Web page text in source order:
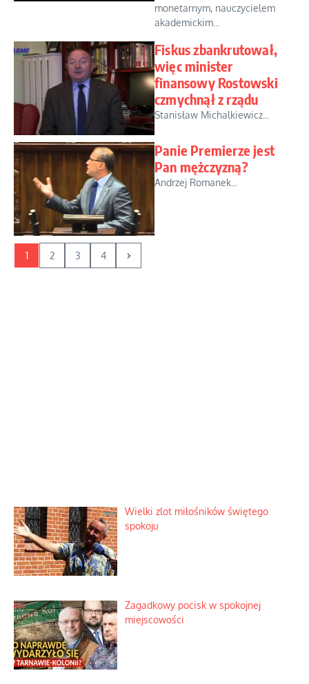
monetarnym, nauczycielem
akademickim...
Fiskus zbankrutował,
więc minister
finansowy Rostowski
czmychnął z rządu
Stanisław Michalkiewicz...
Panie Premierze jest
Pan mężczyzną?
Andrzej Romanek...
1 2 3 4
Wielki zlot miłośników świętego
spokoju
Zagadkowy pocisk w spokojnej
miejscowości